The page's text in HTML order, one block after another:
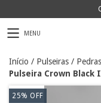
MENU
Início / Pulseiras /
Pulseira Crown Black
25% OFF